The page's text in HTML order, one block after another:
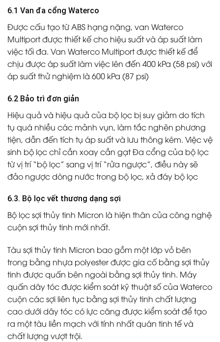
6.1 Van đa cổng Waterco
Được cấu tạo từ ABS hạng nặng, van Waterco
Multiport được thiết kế cho hiệu suất và áp suất làm
việc tối đa. Van Waterco Multiport được thiết kế để
chịu được áp suất làm việc lên đến 400 kPa (58 psi) với
áp suất thử nghiệm là 600 kPa (87 psi)
6.2 Bảo trì đơn giản
Hiệu quả và hiệu quả của bộ lọc bị suy giảm do tích
tụ quá nhiều các mảnh vụn, làm tắc nghẽn phương
tiện, dẫn đến tích tụ áp suất và lưu thông kém. Việc vệ
sinh bộ lọc chỉ cần xoay cần gạt Đa cổng của bộ lọc
từ vị trí “bộ lọc” sang vị trí “rửa ngược”, điều này sẽ
đảo ngược dòng nước trong bộ lọc, xả đáy bộ lọc
6.3. Bộ lọc vết thương dạng sợi
Bộ lọc sợi thủy tinh Micron là hiện thân của công nghệ
cuộn sợi thủy tinh mới nhất.
Tàu sợi thủy tinh Micron bao gồm một lớp vỏ bên
trong bằng nhựa polyester được gia cố bằng sợi thủy
tinh được quấn bên ngoài bằng sợi thủy tinh. Máy
quấn dây tóc được kiểm soát kỹ thuật số của Waterco
cuộn các sợi liên tục bằng sợi thủy tinh chất lượng
cao dưới dây tóc có lực căng được kiểm soát để tạo
ra một tàu liền mạch với tính nhất quán tinh tế và
chất lượng vượt trội.